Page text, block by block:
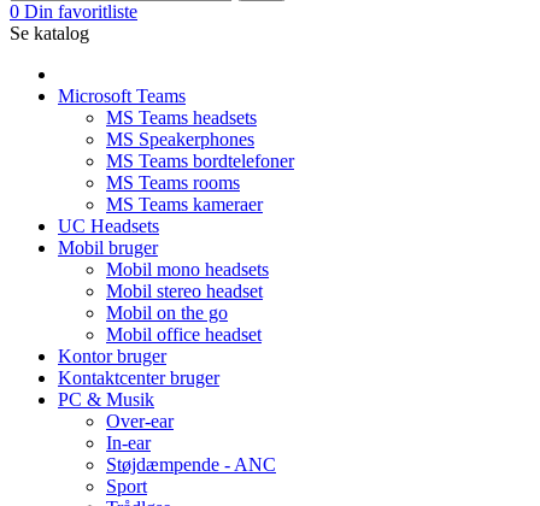
0 Din favoritliste
Se katalog
Microsoft Teams
MS Teams headsets
MS Speakerphones
MS Teams bordtelefoner
MS Teams rooms
MS Teams kameraer
UC Headsets
Mobil bruger
Mobil mono headsets
Mobil stereo headset
Mobil on the go
Mobil office headset
Kontor bruger
Kontaktcenter bruger
PC & Musik
Over-ear
In-ear
Støjdæmpende - ANC
Sport